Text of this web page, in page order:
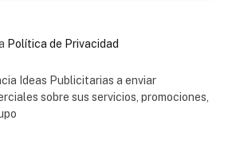
Política de Privacidad
Ideas Publicitarias a enviar
sobre sus servicios, promociones,